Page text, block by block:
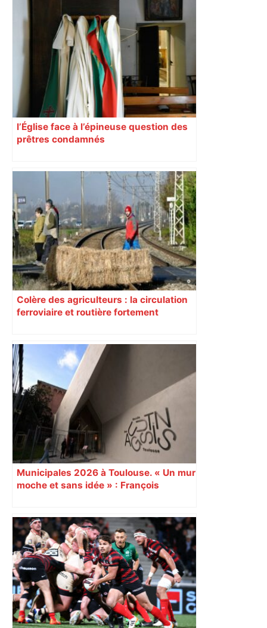
l’Église face à l’épineuse question des
prêtres condamnés
Colère des agriculteurs : la circulation
ferroviaire et routière fortement
Municipales 2026 à Toulouse. « Un mur
moche et sans idée » : François
Augustins